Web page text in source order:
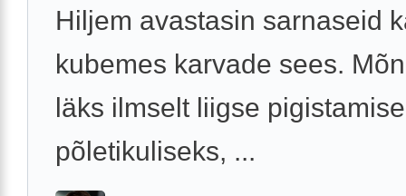
Hiljem avastasin sarnaseid
kubemes karvade sees.
läks ilmselt liigse
põletikuliseks, ...